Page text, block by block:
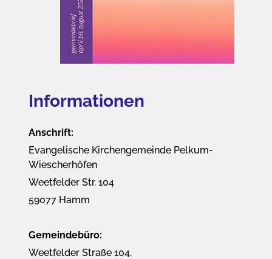
Informationen
Anschrift:
Evangelische Kirchengemeinde Pelkum-
Wiescherhöfen
Weetfelder Str. 104
59077 Hamm
Gemeindebüro:
Weetfelder Straße 104,